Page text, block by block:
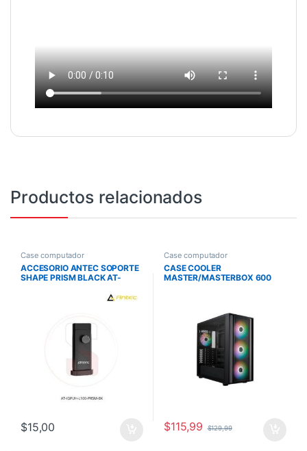
Productos relacionados
Case computador
ACCESORIO ANTEC SOPORTE
SHAPE PRISM BLACK AT-
$15,00
Case computador
CASE COOLER
MASTER/MASTERBOX 600
$115,99 $129,99